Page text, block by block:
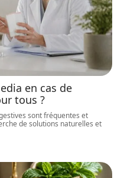
en cas de
tous ?
sont fréquentes et
de solutions naturelles et